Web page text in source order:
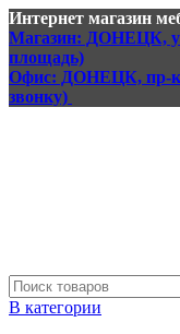
Интернет магазин
Магазин: ДОНЕЦК,
площадь)
Офис: ДОНЕЦК, пр-
звонку)
В категории